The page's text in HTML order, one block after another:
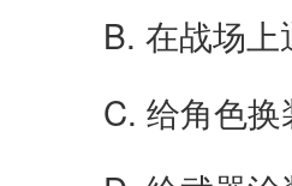
B. 在战场
C. 给角色